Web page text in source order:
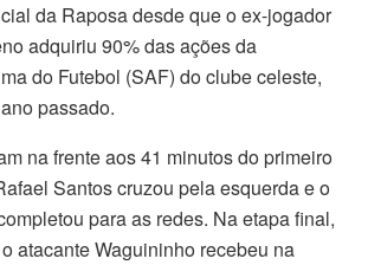
da Raposa desde que o ex-jogador
adquiriu 90% das ações da
do Futebol (SAF) do clube celeste,
passado.
na frente aos 41 minutos do primeiro
Santos cruzou pela esquerda e o
para as redes. Na etapa final,
atacante Waguininho recebeu na